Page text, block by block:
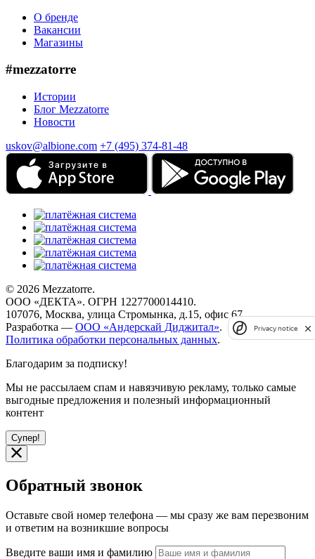
О бренде
Вакансии
Магазины
#mezzatorre
Истории
Блог Mezzatorre
Новости
uskov@albione.com +7 (495) 374-81-48
© 2026 Mezzatorre.
ООО «ДЕКТА». ОГРН 1227700014410.
107076, Москва, улица Стромынка, д.15, офис 67.
Разработка — ООО «Андерскай Диджитал».
Политика обработки персональных данных.
Благодарим за подписку!
Мы не рассылаем спам и навязчивую рекламу, только самые
выгодные предложения и полезный информационный
контент
Супер!
Обратный звонок
Оставьте свой номер телефона — мы сразу же вам перезвоним
и ответим на возникшие вопросы
Введите ваши имя и фамилию
Privacy notice